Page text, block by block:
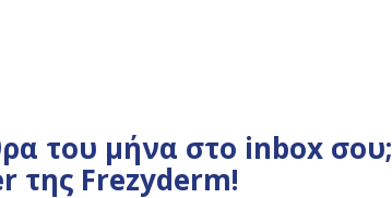
του μήνα στο inbox σου;
της Frezyderm!